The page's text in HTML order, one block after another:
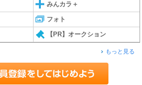
みんカラ＋
フォト
【PR】オークション
もっと見る